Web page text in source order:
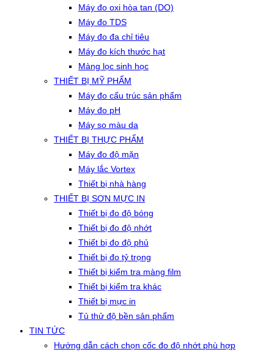
Máy đo oxi hòa tan (DO)
Máy đo TDS
Máy đo đa chỉ tiêu
Máy đo kích thước hạt
Màng lọc sinh học
THIẾT BỊ MỸ PHẨM
Máy đo cấu trúc sản phẩm
Máy đo pH
Máy so màu da
THIẾT BỊ THỰC PHẨM
Máy đo độ mặn
Máy lắc Vortex
Thiết bị nhà hàng
THIẾT BỊ SƠN MỰC IN
Thiết bị đo độ bóng
Thiết bị đo độ nhớt
Thiết bị đo độ phủ
Thiết bị đo tỷ trọng
Thiết bị kiểm tra màng film
Thiết bị kiểm tra khác
Thiết bị mực in
Tủ thử độ bền sản phẩm
TIN TỨC
Hướng dẫn cách chọn cốc đo độ nhớt phù hợp